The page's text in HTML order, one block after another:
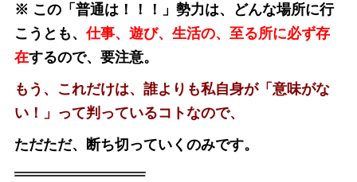
※ この「普通は！！！」勢力は、どんな場所に行
こうとも、仕事、遊び、生活の、至る所に必ず存
在するので、要注意。
もう、これだけは、誰よりも私自身が「意味がな
い！」って判っているコトなので、
ただただ、断ち切っていくのみです。